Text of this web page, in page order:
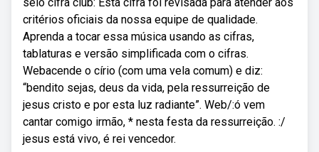
critérios oficiais da nossa equipe de qualidade.
Aprenda a tocar essa música usando as cifras,
tablaturas e versão simplificada com o cifras.
Webacende o círio (com uma vela comum) e diz:
“bendito sejas, deus da vida, pela ressurreição de
jesus cristo e por esta luz radiante”. Web/:ó vem
cantar comigo irmão, * nesta festa da ressurreição. :/
jesus está vivo, é rei vencedor.